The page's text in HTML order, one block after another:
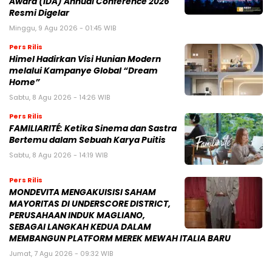
Resmi Digelar
Minggu, 9 Agu 2026 - 01:45 WIB
Pers Rilis
Himel Hadirkan Visi Hunian Modern
melalui Kampanye Global “Dream
Home”
Sabtu, 8 Agu 2026 - 14:26 WIB
Pers Rilis
FAMILIARITÉ: Ketika Sinema dan Sastra
Bertemu dalam Sebuah Karya Puitis
Sabtu, 8 Agu 2026 - 14:19 WIB
Pers Rilis
MONDEVITA MENGAKUISISI SAHAM
MAYORITAS DI UNDERSCORE DISTRICT,
PERUSAHAAN INDUK MAGLIANO,
SEBAGAI LANGKAH KEDUA DALAM
MEMBANGUN PLATFORM MEREK MEWAH ITALIA BARU
Jumat, 7 Agu 2026 - 09:32 WIB